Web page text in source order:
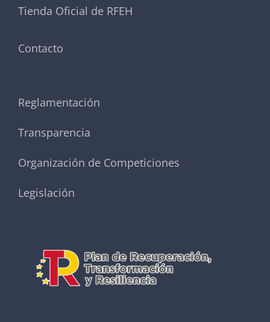
Tienda Oficial de RFEH
Contacto
Reglamentación
Transparencia
Organización de Competiciones
Legislación